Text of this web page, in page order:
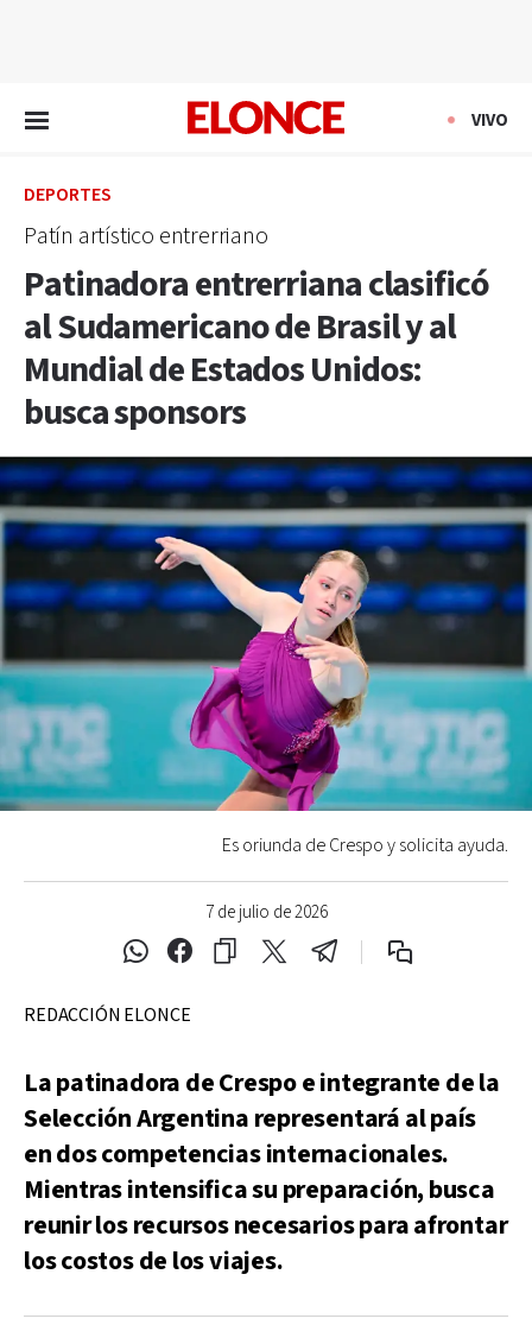
VIVO
DEPORTES
Patín artístico entrerriano
Patinadora entrerriana clasificó
al Sudamericano de Brasil y al
Mundial de Estados Unidos:
busca sponsors
7 de julio de 2026
Es oriunda de Crespo y solicita ayuda.
REDACCIÓN ELONCE
La patinadora de Crespo e integrante de la
Selección Argentina representará al país
en dos competencias internacionales.
Mientras intensifica su preparación, busca
reunir los recursos necesarios para afrontar
los costos de los viajes.